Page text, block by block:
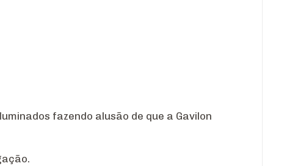
fazendo alusão de que a Gavilon